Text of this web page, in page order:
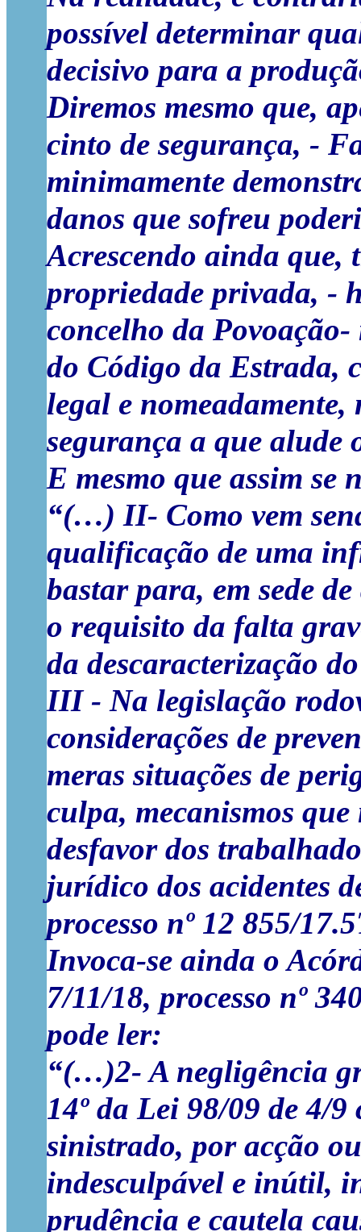
possível determinar
decisivo para a
Diremos mesmo que,
cinto de segurança, -
minimamente
danos que sofreu
Acrescendo ainda que,
propriedade privada, -
concelho da
do Código da Estrada,
legal e
segurança a que alude
E mesmo que assim se
“(…) II- Como vem
qualificação de uma
bastar para, em sede
o requisito da falta
da descaracterização
III - Na legislação
considerações de
meras situações de
culpa, mecanismos
desfavor dos
jurídico dos acidentes
processo nº 12 855/
Invoca-se ainda o
7/11/18, processo nº
pode ler:
“(…)2- A negligência
14º da Lei 98/09 de 4/
sinistrado, por acção
indesculpável e inútil,
prudência e cautela